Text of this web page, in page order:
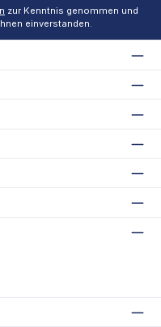
zur Kenntnis genommen und
einverstanden.